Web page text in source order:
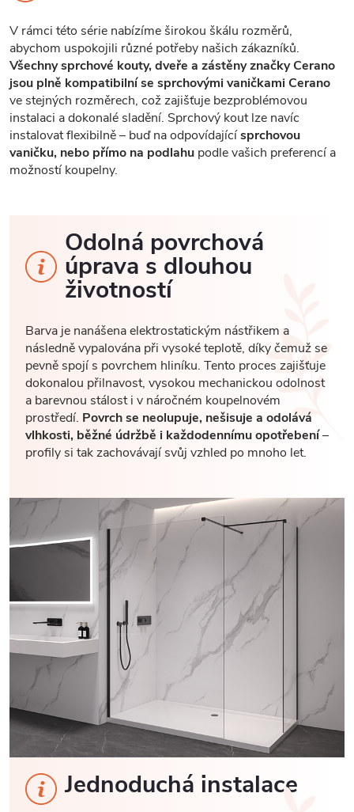
V rámci této série nabízíme širokou škálu rozměrů,
abychom uspokojili různé potřeby našich zákazníků.
Všechny sprchové kouty, dveře a zástěny značky Cerano
jsou plně kompatibilní se sprchovými vaničkami Cerano
ve stejných rozměrech, což zajišťuje bezproblémovou
instalaci a dokonalé sladění. Sprchový kout lze navíc
instalovat flexibilně – buď na odpovídajícísprchovou
vaničku, nebo přímo na podlahu podle vašich preferencí a
možností koupelny.
Odolná povrchová
úprava s dlouhou
životností
Barva je nanášena elektrostatickým nástřikem a
následně vypalována při vysoké teplotě, díky čemuž se
pevně spojí s povrchem hliníku. Tento proces zajišťuje
dokonalou přilnavost, vysokou mechanickou odolnost
a barevnou stálost i v náročném koupelnovém
prostředí. Povrch se neolupuje, nešisuje a odolává
vlhkosti, běžné údržbě i každodennímu opotřebení–
profily si tak zachovávají svůj vzhled po mnoho let.
Jednoduchá instalace